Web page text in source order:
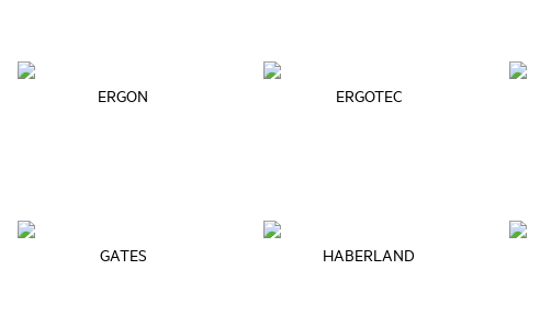
ERGON ERGOTEC
GATES HABERLAND